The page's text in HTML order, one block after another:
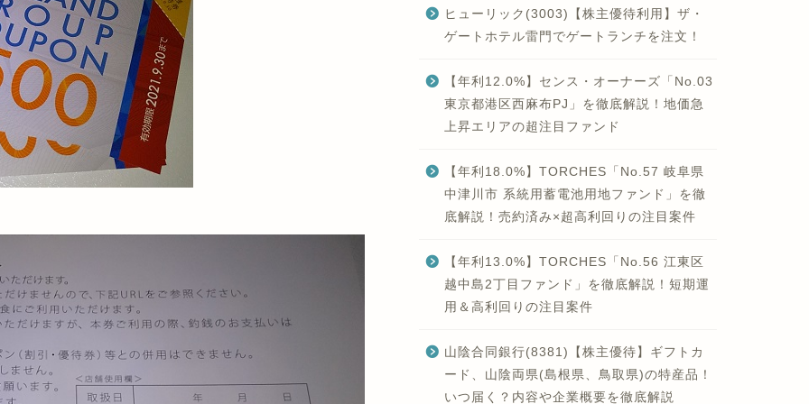
ヒューリック(3003)【株主優待利用】ザ・
ゲートホテル雷門でゲートランチを注文！
【年利12.0%】センス・オーナーズ「No.03
東京都港区西麻布PJ」を徹底解説！地価急
上昇エリアの超注目ファンド
【年利18.0%】TORCHES「No.57 岐阜県
中津川市 系統用蓄電池用地ファンド」を徹
底解説！売約済み×超高利回りの注目案件
【年利13.0%】TORCHES「No.56 江東区
越中島2丁目ファンド」を徹底解説！短期運
用＆高利回りの注目案件
山陰合同銀行(8381)【株主優待】ギフトカ
ード、山陰両県(島根県、鳥取県)の特産品！
いつ届く？内容や企業概要を徹底解説